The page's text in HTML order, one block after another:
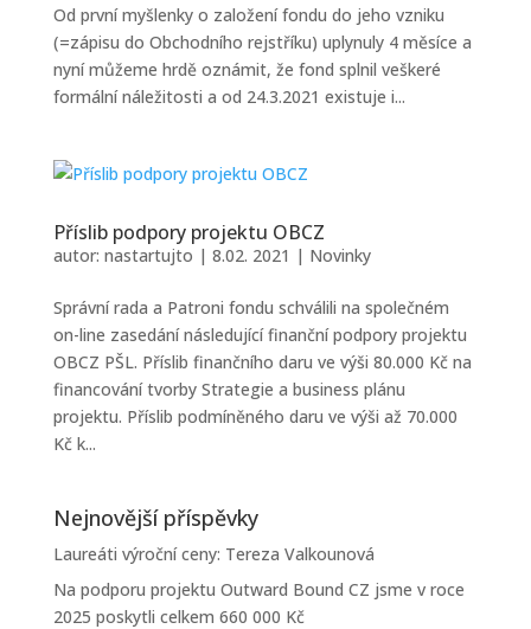
Od první myšlenky o založení fondu do jeho vzniku
(=zápisu do Obchodního rejstříku) uplynuly 4 měsíce a
nyní můžeme hrdě oznámit, že fond splnil veškeré
formální náležitosti a od 24.3.2021 existuje i...
Příslib podpory projektu OBCZ
autor: nastartujto | 8.02. 2021 | Novinky
Správní rada a Patroni fondu schválili na společném
on-line zasedání následující finanční podpory projektu
OBCZ PŠL. Příslib finančního daru ve výši 80.000 Kč na
financování tvorby Strategie a business plánu
projektu. Příslib podmíněného daru ve výši až 70.000
Kč k...
Nejnovější příspěvky
Laureáti výroční ceny: Tereza Valkounová
Na podporu projektu Outward Bound CZ jsme v roce
2025 poskytli celkem 660 000 Kč